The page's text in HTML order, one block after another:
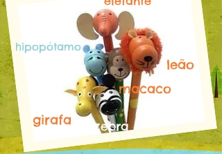
zebra
leão
hipopótamo
macaco
girafa